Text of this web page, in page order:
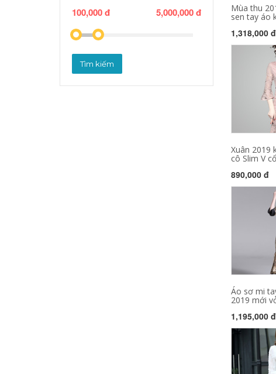
100,000 đ 5,000,000 đ
Tìm kiếm
Mùa thu
sen tay áo
1,318,000 đ
Xuân 2019
cô Slim V
890,000 đ
Áo sơ mi
2019 mới
1,195,000 đ